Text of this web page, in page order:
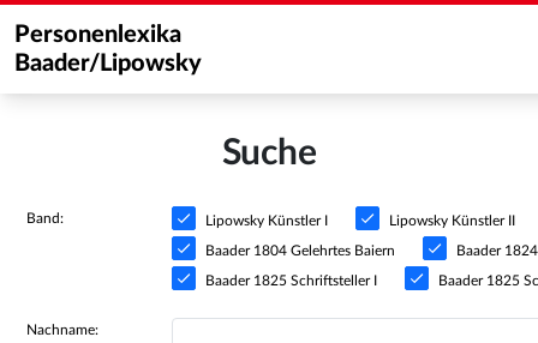
Personenlexika
Baader/Lipowsky
Suche
Band: Lipowsky Künstler I Lipowsky Künstler II
Baader 1804 Gelehrtes Baiern Baader
Baader 1825 Schriftsteller I Baader 1825
Nachname: